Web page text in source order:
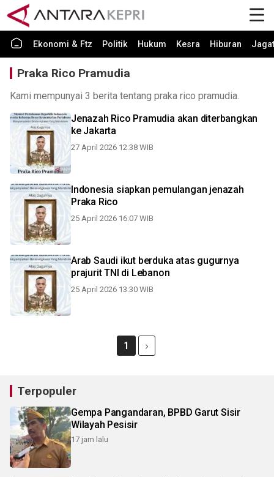
Ekonomi & Ftz Politik Hukum Kesra Hiburan Jagat
Praka Rico Pramudia
Kami mempunyai 3 berita tentang praka rico pramudia.
Jenazah Rico Pramudia akan diterbangkan
ke Jakarta
27 April 2026 12:38 WIB
Indonesia siapkan pemulangan jenazah
Praka Rico
25 April 2026 16:07 WIB
Arab Saudi ikut berduka atas gugurnya
prajurit TNI di Lebanon
25 April 2026 13:30 WIB
1
Terpopuler
Gempa Pangandaran, BPBD Garut Sisir
Wilayah Pesisir
17 jam lalu